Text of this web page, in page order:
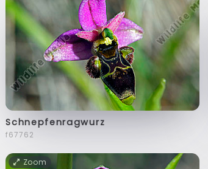
Schnepfenragwurz
f67762
Zoom